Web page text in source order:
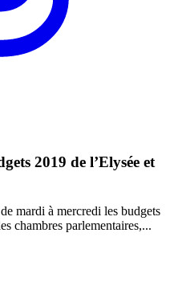
2019 de l’Elysée et
mardi à mercredi les budgets
chambres parlementaires,...